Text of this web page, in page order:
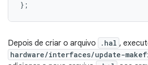
Depois de criar o arquivo .hal ,
hardware/interfaces/update-